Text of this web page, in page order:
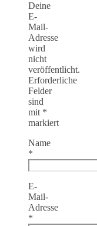
Deine
E-
Mail-
Adresse
wird
nicht
veröffentlicht.
Erforderliche
Felder
sind
mit *
markiert
Name
*
E-
Mail-
Adresse
*